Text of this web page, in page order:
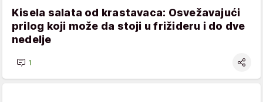
Kisela salata od krastavaca: Osvežavajući
prilog koji može da stoji u frižideru i do dve
nedelje
1